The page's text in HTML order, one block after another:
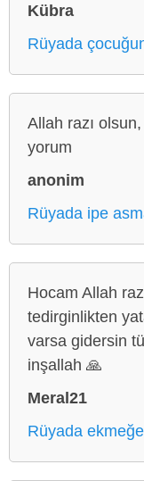
Kübra
Rüyada
Allah razı
yorum
anonim
Rüyada ipe
Hocam Allah
tedirginlikten
varsa gidersin
inşallah 🙏
Meral21
Rüyada